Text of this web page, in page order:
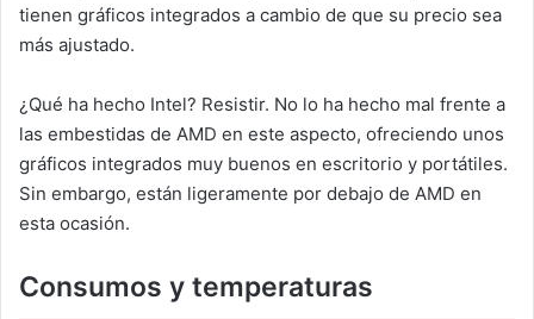
tienen gráficos integrados a cambio de que su precio sea
más ajustado.
¿Qué ha hecho Intel? Resistir. No lo ha hecho mal frente a
las embestidas de AMD en este aspecto, ofreciendo unos
gráficos integrados muy buenos en escritorio y portátiles.
Sin embargo, están ligeramente por debajo de AMD en
esta ocasión.
Consumos y temperaturas